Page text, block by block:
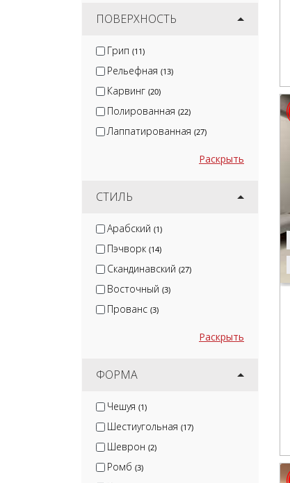
ПОВЕРХНОСТЬ
Грип (11)
Рельефная (13)
Карвинг (20)
Полированная (22)
Лаппатированная (27)
Раскрыть
СТИЛЬ
Арабский (1)
Пэчворк (14)
Скандинавский (27)
Восточный (3)
Прованс (3)
Раскрыть
ФОРМА
Чешуя (1)
Шестиугольная (17)
Шеврон (2)
Ромб (3)